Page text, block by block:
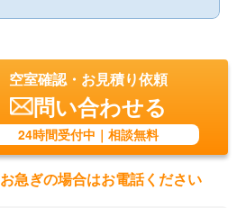
空室確認・お見積り依頼
問い合わせる
24時間受付中｜相談無料
お急ぎの場合はお電話ください